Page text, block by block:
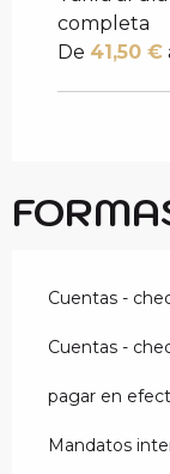
completa
De 41,50 €
Cuentas -
Cuentas -
pagar en
Mandatos